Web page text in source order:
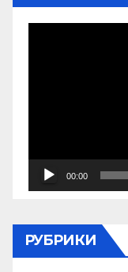
00:00
РУБРИКИ